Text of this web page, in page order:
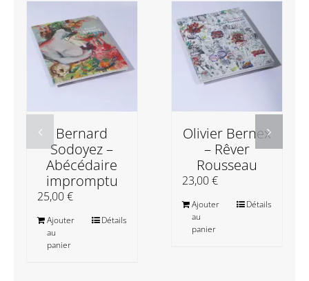
Bernard
Sodoyez –
Abécédaire
impromptu
25,00€
Ajouter
au
panier
Détails
Olivier Bernex
– Rêver
Rousseau
23,00€
Ajouter
au
panier
Détails